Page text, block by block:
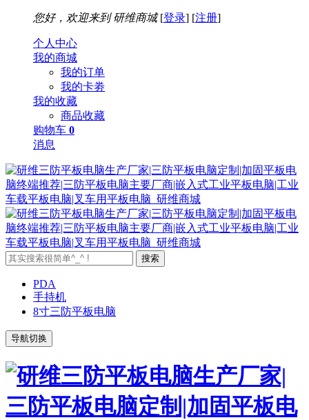
您好，欢迎来到 研维商城[登录] [注册]
个人中心
我的商城
我的订单
我的卡劵
我的收藏
商品收藏
购物车 0
消息
搜索
PDA
手持机
8寸三防平板电脑
导航切换